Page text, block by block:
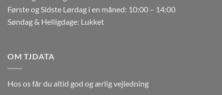
Første og Sidste Lørdag i en måned: 10:00 – 14:00
Søndag & Helligdage: Lukket
OM TJDATA
Hos os får du altid god og ærlig vejledning